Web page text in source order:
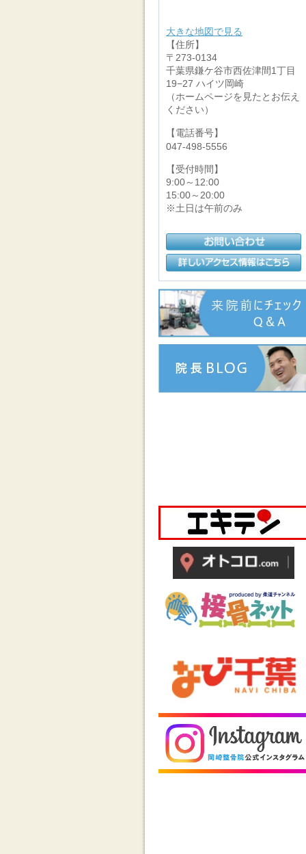
大きな地図で見る
【住所】
〒273-0134
千葉県鎌ケ谷市西佐津間1丁目
19−27 ハイツ岡崎
（ホームページを見たとお伝え
ください）
【電話番号】
047-498-5556
【受付時間】
9:00～12:00
15:00～20:00
※土日は午前のみ